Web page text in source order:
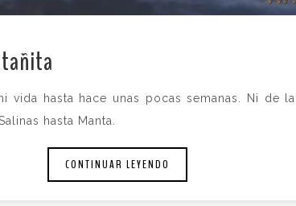
vida hasta hace unas pocas semanas. Ni de la
hasta Manta.
CONTINUAR LEYENDO